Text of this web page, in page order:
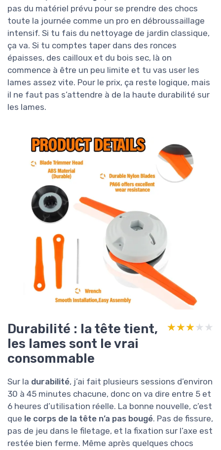
pas du matériel prévu pour se prendre des chocs
toute la journée comme un pro en débroussaillage
intensif. Si tu fais du nettoyage de jardin classique,
ça va. Si tu comptes taper dans des ronces
épaisses, des cailloux et du bois sec, là on
commence à être un peu limite et tu vas user les
lames assez vite. Pour le prix, ça reste logique, mais
il ne faut pas s’attendre à de la haute durabilité sur
les lames.
Durabilité : la tête tient,
les lames sont le vrai
consommable
★★★★★
★★★★★
Sur la durabilité, j’ai fait plusieurs sessions d’environ
30 à 45 minutes chacune, donc on va dire entre 5 et
6 heures d’utilisation réelle. La bonne nouvelle, c’est
que le corps de la tête n’a pas bougé. Pas de fissure,
pas de jeu dans le filetage, et la fixation sur l’axe est
restée bien ferme. Même après quelques chocs